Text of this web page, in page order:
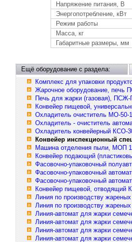
Напряжение питания, В
Энергопотребление, кВт
Режим работы
Масса, кг
Габаритные размеры, мм
Ещё оборудование с раздела:
Комплекс для упаковки
Жарочное оборудование, печь
Печь для жарки (газовая),
Конвейер пищевой,
Охладитель очиститель МО-
Охладитель - очиститель
Охладитель конвейерный КСО-
Конвейер инспекционный
Машина отделения пыли, МОП
Конвейер подающий
Фасовочно-упаковочный
Фасовочно-упаковочный
Фасовочно-упаковочный
Конвейер пищевой, отводящий
Линия по производству жареных
Линия по производству
Линия-автомат для жарки
Линия-автомат для жарки
Линия-автомат для жарки
Линия-автомат для жарки